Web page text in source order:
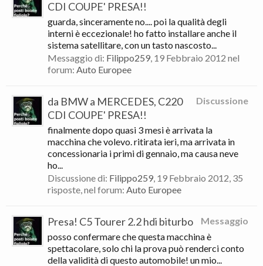
CDI COUPE' PRESA!!
guarda, sinceramente no.... poi la qualità degli
interni è eccezionale! ho fatto installare anche il
sistema satellitare, con un tasto nascosto...
Messaggio di: Filippo259, 19 Febbraio 2012 nel
forum: Auto Europee
Discussione
da BMW a MERCEDES, C220
CDI COUPE' PRESA!!
finalmente dopo quasi 3 mesi è arrivata la
macchina che volevo. ritirata ieri, ma arrivata in
concessionaria i primi di gennaio, ma causa neve
ho...
Discussione di: Filippo259, 19 Febbraio 2012, 35
risposte, nel forum: Auto Europee
Messaggio
Presa! C5 Tourer 2.2 hdi biturbo
posso confermare che questa macchina è
spettacolare, solo chi la prova può renderci conto
della validità di questo automobile! un mio...